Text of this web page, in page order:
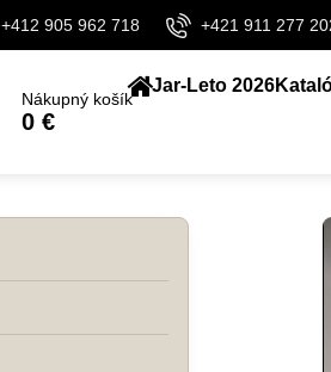
+412 905 962 718 +421 911 277
Nákupný košík
0 €
Jar-Leto 2026